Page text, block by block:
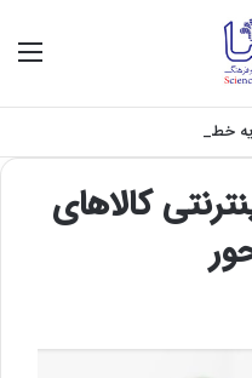
خطرناک می‌شود
کالاهای